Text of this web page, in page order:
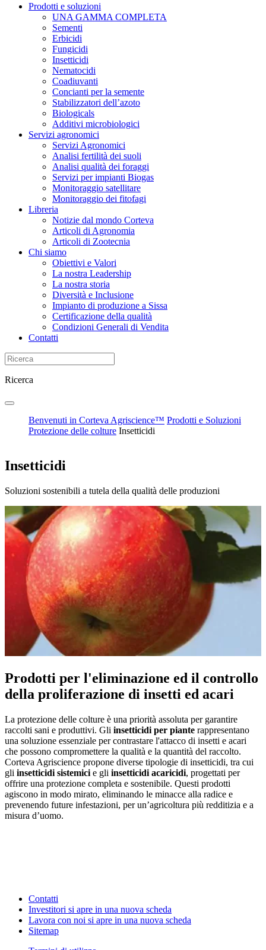
Prodotti e soluzioni
UNA GAMMA COMPLETA
Sementi
Erbicidi
Fungicidi
Insetticidi
Nematocidi
Coadiuvanti
Concianti per la semente
Stabilizzatori dell’azoto
Biologicals
Additivi microbiologici
Servizi agronomici
Servizi Agronomici
Analisi fertilità dei suoli
Analisi qualità dei foraggi
Servizi per impianti Biogas
Monitoraggio satellitare
Monitoraggio dei fitofagi
Libreria
Notizie dal mondo Corteva
Articoli di Agronomia
Articoli di Zootecnia
Chi siamo
Obiettivi e Valori
La nostra Leadership
La nostra storia
Diversità e Inclusione
Impianto di produzione a Sissa
Certificazione della qualità
Condizioni Generali di Vendita
Contatti
Ricerca
Benvenuti in Corteva Agriscience™ Prodotti e Soluzioni
Protezione delle colture Insetticidi
Insetticidi
Soluzioni sostenibili a tutela della qualità delle produzioni
Prodotti per l'eliminazione ed il controllo
della proliferazione di insetti ed acari
La protezione delle colture è una priorità assoluta per garantire
raccolti sani e produttivi. Gli insetticidi per piante rappresentano
una soluzione essenziale per contrastare l'attacco di insetti e acari
che possono compromettere la qualità e la quantità del raccolto.
Corteva Agriscience propone diverse tipologie di insetticidi, tra cui
gli insetticidi sistemici e gli insetticidi acaricidi, progettati per
offrire una protezione completa e sostenibile. Questi prodotti
agiscono in modo mirato, eliminando le minacce alla radice e
prevenendo future infestazioni, per un’agricoltura più redditizia e a
misura d’uomo.
Contatti
Investitori si apre in una nuova scheda
Lavora con noi si apre in una nuova scheda
Sitemap